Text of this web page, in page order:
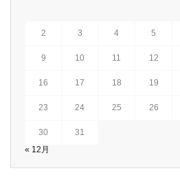
2 3 4 5
9 10 11 12
16 17 18 19
23 24 25 26
30
31
« 12月